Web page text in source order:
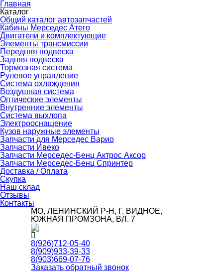
Главная
Каталог
Общий каталог автозапчастей
Кабины Мерседес Атего
Двигатели и комплектующие
Элементы трансмиссии
Передняя подвеска
Задняя подвеска
Тормозная сиcтема
Рулевое управление
Система охлаждения
Воздушная система
Оптические элементы
Внутренние элементы
Система выхлопа
Электрооснащение
Кузов наружные элементы
Запчасти для Мерседес Варио
Запчасти Ивеко
Запчасти Мерседес-Бенц Актрос Аксор
Запчасти Мерседес-Бенц Спринтер
Доставка / Оплата
Скупка
Наш склад
Отзывы
Контакты
МО, ЛЕНИНСКИЙ Р-Н, Г. ВИДНОЕ,
ЮЖНАЯ ПРОМЗОНА, ВЛ. 7
8(926)712-05-40
8(909)933-39-33
8(903)669-07-76
Заказать обратный звонок